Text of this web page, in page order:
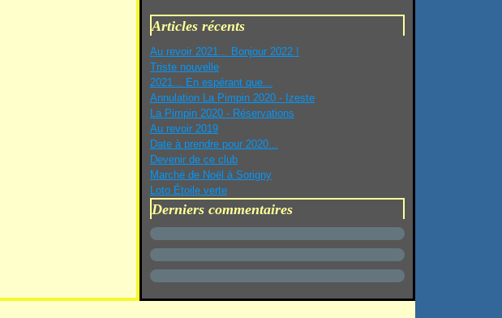
Articles récents
Au revoir 2021... Bonjour 2022 !
Triste nouvelle
2021... En espérant que...
Annulation La Pimpin 2020 - Izeste
La Pimpin 2020 - Réservations
Au revoir 2019
Date à prendre pour 2020...
Devenir de ce club
Marché de Noël à Sorigny
Loto Étoile verte
Derniers commentaires